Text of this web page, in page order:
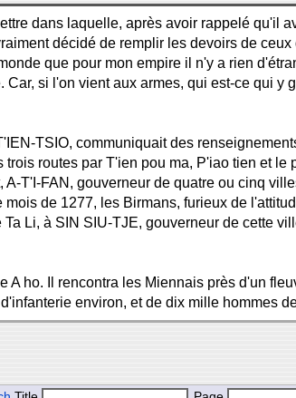
dans laquelle, après avoir rappelé qu'il
décidé de remplir les devoirs de
que pour mon empire il n'y a rien
si l'on vient aux armes, qui est-ce qui
TSIO, communiquait des
routes par T'ien pou ma, P'iao tien et
T'I-FAN, gouverneur de quatre ou cinq
de 1277, les Birmans, furieux de
Li, à SIN SIU-TJE, gouverneur de cette
ho. Il rencontra les Miennais près d'un
environ, et de dix mille hommes